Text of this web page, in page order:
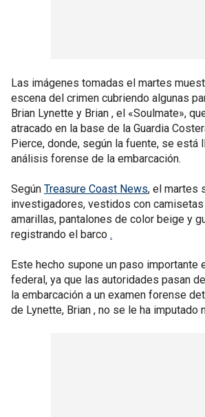
Las imágenes tomadas el martes
escena del crimen cubriendo algunas
Brian Lynette y Brian , el «Soulmate»,
atracado en la base de la Guardia
Pierce, donde, según la fuente, se está
análisis forense de la embarcación.
Según Treasure Coast News, el martes
investigadores, vestidos con
amarillas, pantalones de color beige y
registrando el barco .
Este hecho supone un paso importante
federal, ya que las autoridades pasan
la embarcación a un examen forense
de Lynette, Brian , no se le ha imputado